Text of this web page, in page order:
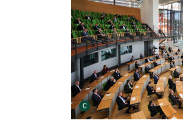
C Urheber der Grafik: